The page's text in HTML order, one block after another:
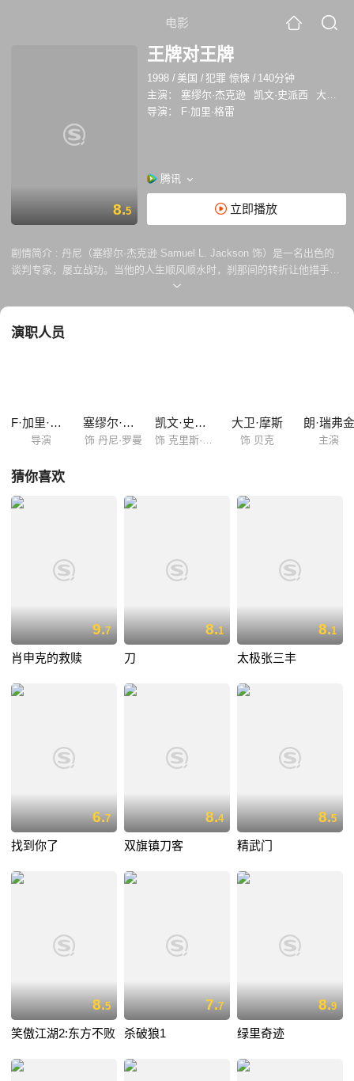
电影
8.5
王牌对王牌
1998 / 美国 /犯罪 惊悚 / 140分钟
主演：
塞缪尔·杰克逊 凯文·史派西
大卫·摩斯
导演：
F·加里·格雷
腾讯
立即播放
剧情简介 : 丹尼（塞缪尔·杰克逊 Samuel L. Jackson 饰）是一名出色的
谈判专家，屡立战功。当他的人生顺风顺水时，刹那间的转折让他措手不
及。他的搭档发现警局内有人私吞公款，却在打算告诉丹尼实情时惨遭杀
助手等人，想通过与警方的对话为自己洗刷罪名。 丹尼要求另一分局派出
演职人员
F·加里·格雷
导演
塞缪尔·杰克逊
饰 丹尼·罗曼
凯文·史派西 大卫·摩斯
饰 贝克
朗·瑞弗金
主演
猜你喜欢
9.7
肖申克的救赎
8.1
刀
8.1
太极张三丰
6.7
找到你了
8.4
双旗镇刀客
8.5
精武门
8.5
笑傲江湖2:东方不败
7.7
杀破狼1
8.9
绿里奇迹